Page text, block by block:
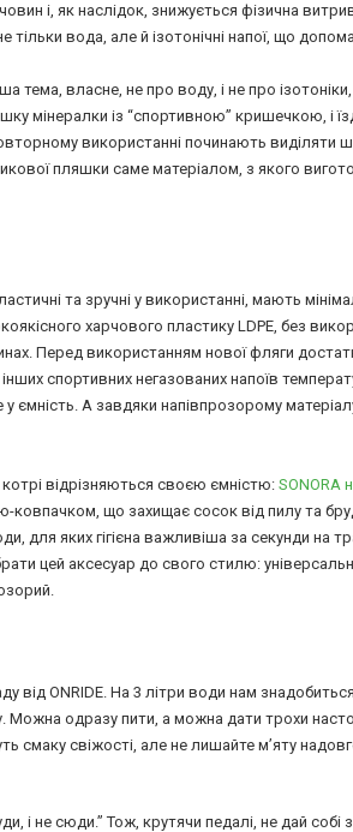
і, як наслідок, знижується фізична
тільки вода, але й ізотонічні напої, що
тема, власне, не про воду, і не про
мінералки із “спортивною” кришечкою, і
використанні починають виділяти
пляшки саме матеріалом, з якого
та зручні у використанні, мають
харчового пластику LDPE, без
Перед використанням нової фляги
спортивних негазованих напоїв
ємність. А завдяки напівпрозорому
відрізняються своєю ємністю: SONORA
ковпачком, що захищає сосок від пилу та
для яких гігієна важливіша за секунди на
цей аксесуар до свого стилю:
ONRIDE. На 3 літри води нам
Можна одразу пити, а можна дати трохи
смаку свіжості, але не лишайте м’яту
і не сюди.” Тож, крутячи педалі, не дай